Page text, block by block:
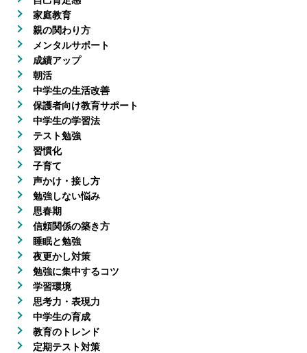
家庭教育
親の関わり方
メンタルサポート
成績アップ
朝活
中学生の生活改善
保護者向け教育サポート
中学生の学習法
テスト勉強
習慣化
子育て
声かけ・接し方
勉強しない悩み
思春期
信頼関係の築き方
睡眠と勉強
夜更かし対策
勉強に集中するコツ
学習環境
思考力・表現力
中学生の育成
教育のトレンド
定期テスト対策